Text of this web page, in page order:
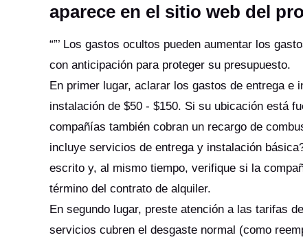
aparece en el sitio web del
“”’ Los gastos ocultos pueden aumentar los
con anticipación para proteger su presupuesto.
En primer lugar, aclarar los gastos de entrega e
instalación de $50 - $150. Si su ubicación está
compañías también cobran un recargo de
incluye servicios de entrega y instalación
escrito y, al mismo tiempo, verifique si la
término del contrato de alquiler.
En segundo lugar, preste atención a las tarifas
servicios cubren el desgaste normal (como